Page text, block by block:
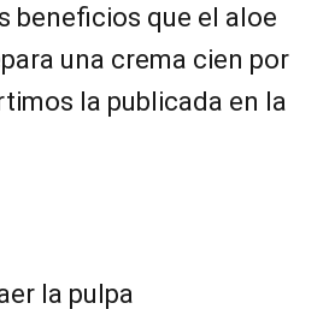
beneficios que el aloe
una crema cien por
la publicada en la
la pulpa